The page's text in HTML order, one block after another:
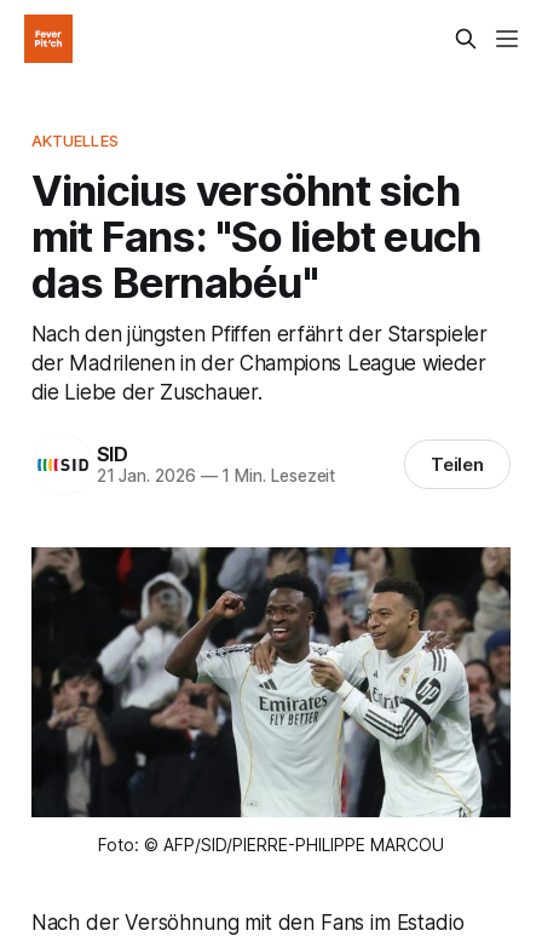
AKTUELLES
Vinicius versöhnt sich
mit Fans: "So liebt euch
das Bernabéu"
Nach den jüngsten Pfiffen erfährt der Starspieler
der Madrilenen in der Champions League wieder
die Liebe der Zuschauer.
SID
21 Jan. 2026 —1 Min. Lesezeit Teilen
Foto: © AFP/SID/PIERRE-PHILIPPE MARCOU
Nach der Versöhnung mit den Fans im Estadio